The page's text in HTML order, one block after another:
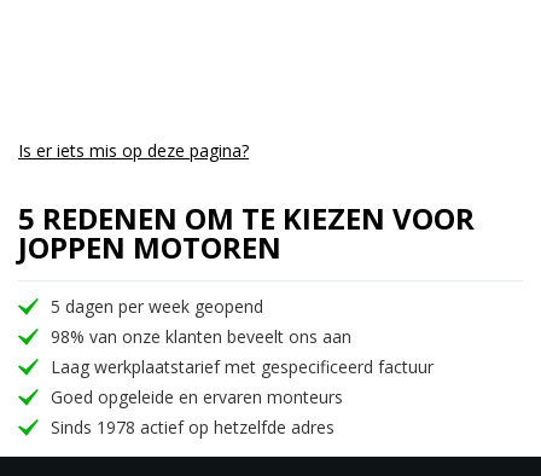
accessoires die op het stuur geplaatst gaan worden
zorgt voor vertrouwen tijdens het remmen.
De Royal Enfield Classic 350 is leverbaar in 9
kleuren
Chrome Red
Chrome Bronze
Dark Gunmetal Grey
Dark Stealth
Is er iets mis op deze pagina?
5 REDENEN OM TE KIEZEN VOOR
JOPPEN MOTOREN
5 dagen per week geopend
98% van onze klanten beveelt ons aan
Laag werkplaatstarief met gespecificeerd factuur
Goed opgeleide en ervaren monteurs
Sinds 1978 actief op hetzelfde adres